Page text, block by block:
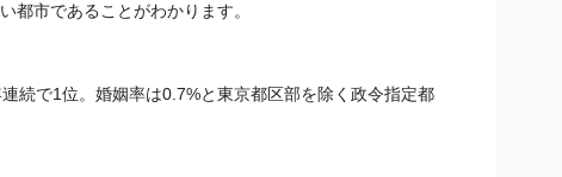
都市であることがわかります。
続で1位。婚姻率は0.7%と東京都区部を除く政令指定都